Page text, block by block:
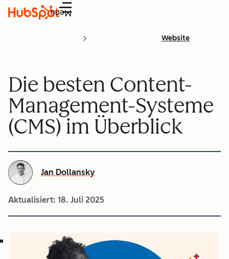
Menü
Website
Die besten Content-
Management-Systeme
(CMS) im Überblick
Jan Dollansky
Aktualisiert: 18. Juli 2025